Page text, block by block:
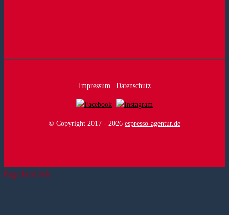
Impressum| Datenschutz
© Copyright 2017 - 2026 espresso-agentur.de
Page load link